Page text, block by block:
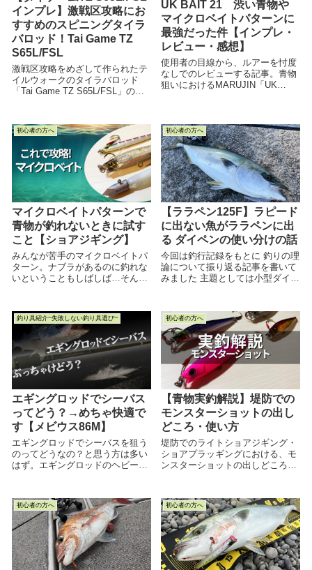
インプレ】激戦区攻略にお
すすめのスピニングタイラ
バロッド！Tai Game TZ
S65L/FSL
激戦区攻略をめざして作られたテ
イルウォークのタイラバロッド
「Tai Game TZ S65L/FSL」のイ
伝えできるように書いてみまし
た！
UK BAIT 21 渋い青物や
マイクロベイトパターンに
最強だった件【インプレ・
レビュー・感想】
使用者の目線から、ルアーを忖度
なしでのレビューする記事。青物
狙いにおけるMARUJIN「UK
る！」という方にオススメです。
初心者の方へ
マイクロベイトパターンで
青物が釣れないときに試す
こと【ショアジギング】
みんなが苦手のマイクロベイトパ
ターン。ナブラがあるのに釣れな
いということもしばしば…そんな
ます。この記事を通じて、マイク
ロベイトの攻略法の引き出しが増
えると嬉しいです。
初心者の方へ
【ララペン125F】ラピード
に出ない魚がララペンに出
る ダイペンの使い分けの話
今回は釣行記録をもとに 釣りの理
論について振り返る記事を書いて
みました 主題としては小型ダイビ
ら青物を狙っているのですが スレ
た魚...
釣り具紹介~失敗しない釣り具選び~
エギングロッドでシーバス
ってどう？→めちゃ快適で
す【メビウス86M】
エギングロッドでシーバスを狙う
のってどうなの？と思う方は多い
はず。エギングロッドのヘビーユ
ろしければ参考にどうぞ。
初心者の方へ
【青物実釣解説】堤防での
モンスターショットの出し
どころ・使い方
堤防でのライトショアジギング・
ショアプラッギングにおける、モ
ンスターショットの出しどころや
ショットの使いどころがよくわか
らないという人や、モンスターシ
ョットで釣れないという人におす
すめです。
初心者の方へ 初心者の方へ